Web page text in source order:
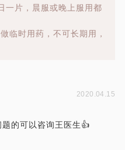
一片，晨服或晚上服用都
临时用药，不可长期用，
2020.04.15
的可以咨询王医生👍